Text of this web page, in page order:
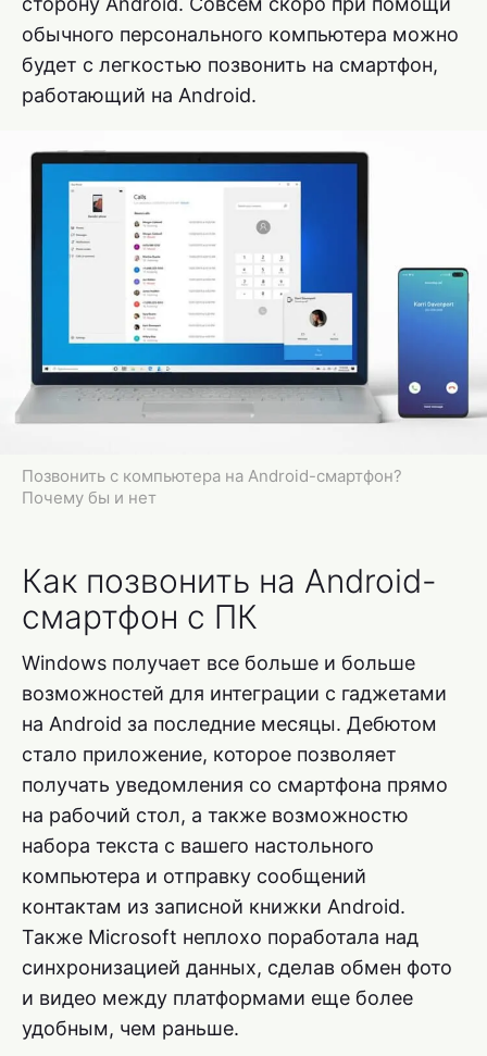
обычного персонального компьютера можно
будет с легкостью позвонить на смартфон,
работающий на Android.
Позвонить с компьютера на Android-смартфон?
Почему бы и нет
Как позвонить на Android-
смартфон с ПК
Windows получает все больше и больше
возможностей для интеграции с гаджетами
на Android за последние месяцы. Дебютом
стало приложение, которое позволяет
получать уведомления со смартфона прямо
на рабочий стол, а также возможностю
набора текста с вашего настольного
компьютера и отправку сообщений
контактам из записной книжки Android.
Также Microsoft неплохо поработала над
синхронизацией данных, сделав обмен фото
и видео между платформами еще более
удобным, чем раньше.